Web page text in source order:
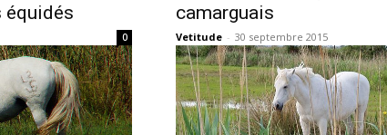
équidés
0
camarguais
Vetitude - 30 septembre 2015